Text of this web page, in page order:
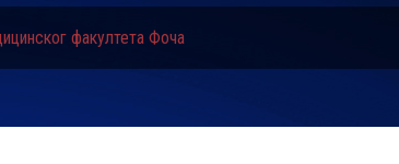
факултета Фоча